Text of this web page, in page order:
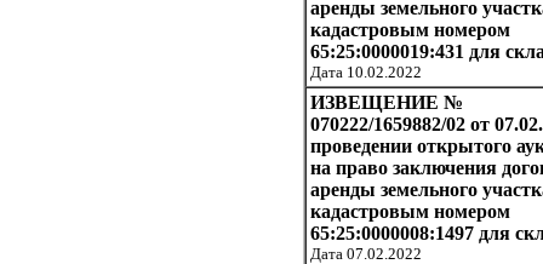
аренды земельного
кадастровым номером
65:25:0000019:431 для
Дата 10.02.2022
ИЗВЕЩЕНИЕ №
070222/1659882/02 от
проведении открытого
на право заключения
аренды земельного
кадастровым номером
65:25:0000008:1497 для
Дата 07.02.2022